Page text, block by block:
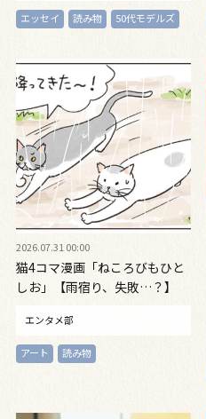
エッセイ 読み物 50代モデルズ
2026.07.31 00:00
猫4コマ漫画「ねころびもひと
しお」【雨宿り、失敗…？】
エンタメ部
アート 読み物